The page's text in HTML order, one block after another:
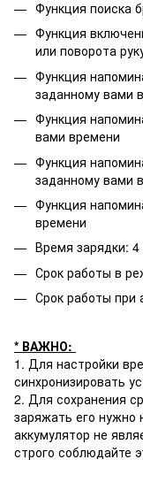
Функция поиска
Функция
или поворота
Функция
заданному вами
Функция
вами времени
Функция
заданному вами
Функция
времени
Время зарядки: 4
Срок работы в
Срок работы при
* ВАЖНО:
1. Для настройки
синхронизировать
2. Для сохранения
заряжать его нужно
аккумулятор не
строго соблюдайте